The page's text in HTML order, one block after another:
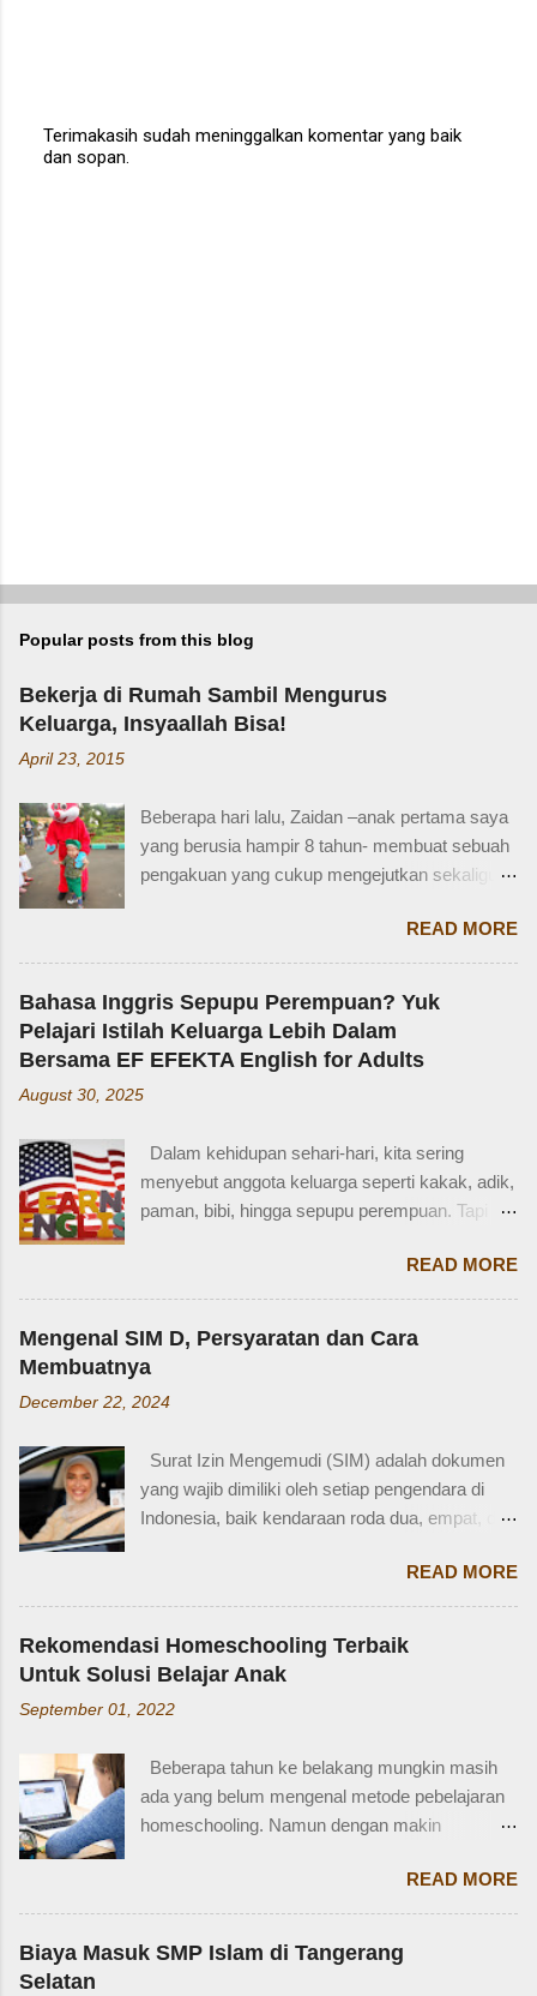
P
Terimakasih sudah meninggalkan komentar yang baik
dan sopan.
Popular posts from this blog
Bekerja di Rumah Sambil Mengurus
Keluarga, Insyaallah Bisa!
April 23, 2015
Beberapa hari lalu, Zaidan –anak pertama saya
yang berusia hampir 8 tahun- membuat sebuah
pengakuan yang cukup mengejutkan sekaligus
Zaidan: “Mi, waktu kakak kecil, kakak pernah
ditinggal beli sayur sama mba. Waktu itu
kakaknya lagi tidur. Terus kakak nangis. Sama
tetangga, kakak diajak main dan dipinjami
mainan.” Saya langsung memberondong Zaidan
dengan berbagai pertanyaan. Mbak yang
mana? Tetangga yang mana? Kejadiannya
tidak ingat detailnya. Ayau, mungkin juga dia
terkejut juga dengan reaksi saya. Bagaimana
tidak terkejut. Saya taksir usia Zaidan sekitar
Zaidan duduk di bangku TK, saya sudah tidak
bekerja di luar rumah. Meniggalkan anak usia
segitu, sendiri di rumah, tentu saja saya terkejut.
Memang beli sayur tak lama, 5 atau 10 menit
mungkin selesai kalau tidak antri. Tapi,
orang yang punya kese...
READ MORE
Bahasa Inggris Sepupu Perempuan? Yuk
Pelajari Istilah Keluarga Lebih Dalam
Bersama EF EFEKTA English for Adults
August 30, 2025
Dalam kehidupan sehari-hari, kita sering
menyebut anggota keluarga seperti kakak, adik,
paman, bibi, hingga sepupu perempuan. Tapi
bahasa Inggris? Salah satu contoh yang
menarik adalah bahasa Inggris sepupu
perempuan . Banyak orang mungkin tahu kata
"cousin", tapi tahukah kamu bahwa sepupu
female cousin? Memahami kosakata keluarga
percakapan santai, tetapi juga saat menulis,
traveling, bahkan dalam lingkungan kerja
internasional. Mengenal istilah keluarga akan
memperkenalkan diri atau menceritakan silsilah
keluarga. Contohnya, dalam bahasa Inggris:
Ayah = Father Ibu = Mother Kakak laki-laki =
Older brother Adik perempuan = Younger sister
Paman = Uncle Bibi = Aunt Sepupu perempuan
Seringkali, kita hanya menggunakan "cousin"
tanpa membed...
READ MORE
Mengenal SIM D, Persyaratan dan Cara
Membuatnya
December 22, 2024
Surat Izin Mengemudi (SIM) adalah dokumen
yang wajib dimiliki oleh setiap pengendara di
Indonesia, baik kendaraan roda dua, empat, dan
salah satunya adalah SIM D. Karena tidak
terlalu populer, banyak yang bertanya SIM D
untuk pengendara apa ya? Mengenal SIM D,
Persayaratan dan Cara Membuatnya
Berdasarkan webstite resmi humas.polri.go.id,
SIM D khusus dibuat untuk pengendara dengan
Disabiltas juga adalah manusia biasa yang
berhak berkendara untuk melakukan
aktifitasnya seperti mencari nafkah, menuntut
memfasilitasi dengan SIM khusus sesuai
dengan yang dibutuhkan. SIM D yang berlaku di
Indonesia dibagi menjadi dua macam yaitu SIM
READ MORE
Rekomendasi Homeschooling Terbaik
Untuk Solusi Belajar Anak
September 01, 2022
Beberapa tahun ke belakang mungkin masih
ada yang belum mengenal metode pebelajaran
homeschooling. Namun dengan makin
ini, homeschooling jadi makin dikenal dan
bahkan diminati. Homeschooling merupakan
salah satu metode belajar yang sudah mulai tak
asing sekarang dan menjadi pilihan sebagian
READ MORE
Biaya Masuk SMP Islam di Tangerang
Selatan